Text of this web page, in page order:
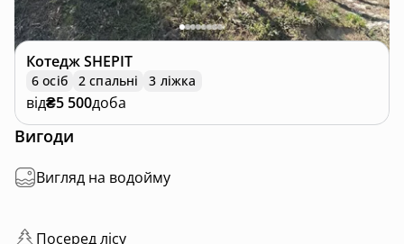
КотеджSHEPIT
6 осіб 2 спальні 3 ліжка
від₴5 500доба
Вигоди
Вигляд на водойму
Посеред лісу